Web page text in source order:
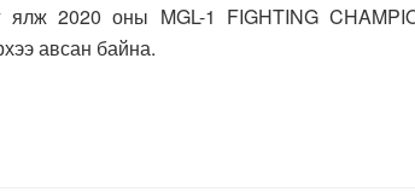
2020 оны MGL-1 FIGHTING
авсан байна.